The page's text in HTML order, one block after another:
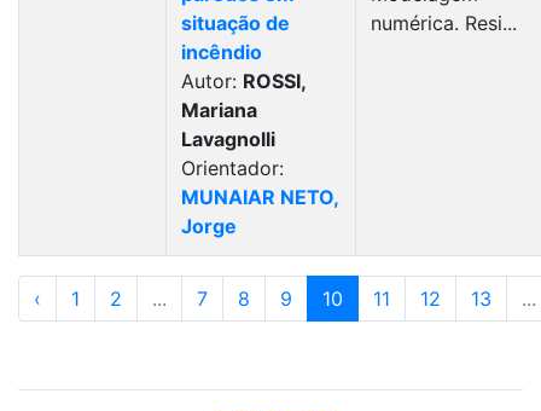
situação de
incêndio
Autor: ROSSI,
Mariana
Lavagnolli
Orientador:
MUNAIAR NETO,
Jorge
numérica. Resi...
‹ 1 2 ... 7 8 9 10 11 12 13 ...